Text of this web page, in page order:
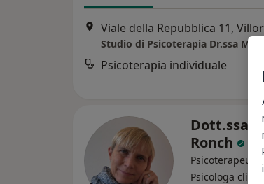
Viale della Repubblica 11,
Studio di Psicoterapia Dr.ssa
Psicoterapia individuale
Dott.ssa
Ronch
Psicologa